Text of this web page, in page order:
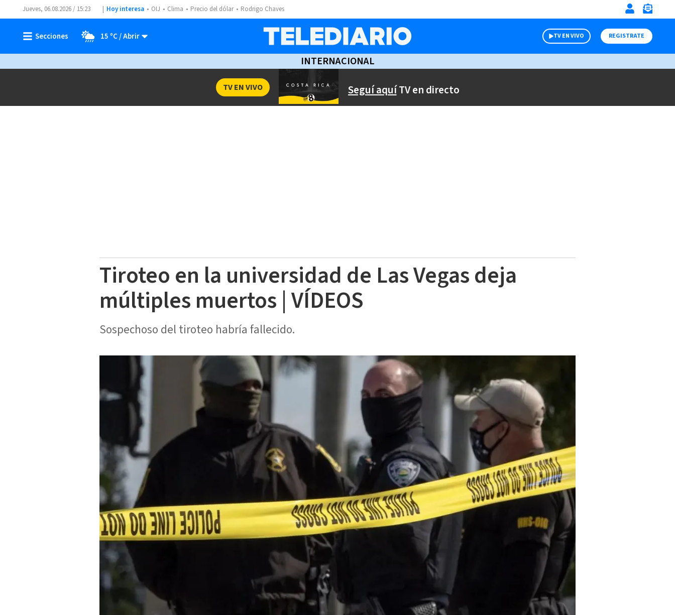
Jueves, 06.08.2026 / 15:23 Hoy interesa OIJ Clima Precio del dólar Rodrigo Chaves
15 ºC TV EN VIVO REGISTRATE
INTERNACIONAL
Seguí aquíTV en directo
TV EN VIVO
Tiroteo en la universidad de Las Vegas deja
múltiples muertos | VÍDEOS
Sospechoso del tiroteo habría fallecido.